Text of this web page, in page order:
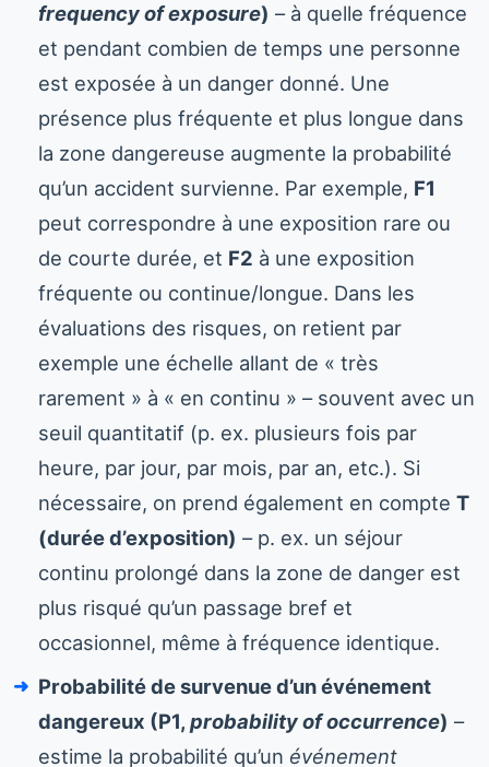
frequency of exposure) – à quelle fréquence
et pendant combien de temps une personne
est exposée à un danger donné. Une
présence plus fréquente et plus longue dans
la zone dangereuse augmente la probabilité
qu’un accident survienne. Par exemple, F1
peut correspondre à une exposition rare ou
de courte durée, et F2 à une exposition
fréquente ou continue/longue. Dans les
évaluations des risques, on retient par
exemple une échelle allant de « très
rarement » à « en continu » – souvent avec un
seuil quantitatif (p. ex. plusieurs fois par
heure, par jour, par mois, par an, etc.). Si
nécessaire, on prend également en compteT
(durée d’exposition) – p. ex. un séjour
continu prolongé dans la zone de danger est
plus risqué qu’un passage bref et
occasionnel, même à fréquence identique.
Probabilité de survenue d’un événement
dangereux (P1,probability of occurrence) –
estime la probabilité qu’un événement